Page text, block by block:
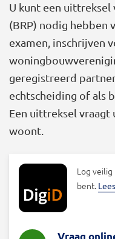
U kunt een uittreksel
(BRP) nodig hebben
examen, inschrijven
geregistreerd
echtscheiding of als
Een uittreksel vraagt
woont.
Log
bent.
Vraag